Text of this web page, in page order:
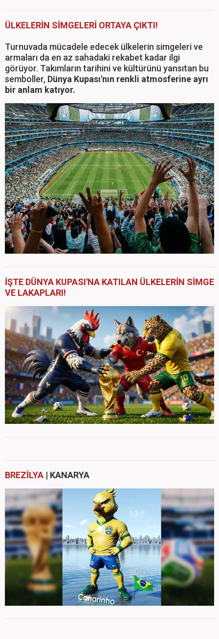
ÜLKELERİN SİMGELERİ ORTAYA ÇIKTI!
Turnuvada mücadele edecek ülkelerin simgeleri ve
armaları da en az sahadaki rekabet kadar ilgi
görüyor. Takımların tarihini ve kültürünü yansıtan bu
semboller, Dünya Kupası'nın renkli atmosferine ayrı
bir anlam katıyor.
İŞTE DÜNYA KUPASI'NA KATILAN ÜLKELERİN SİMGE
VE LAKAPLARI!
BREZİLYA | KANARYA